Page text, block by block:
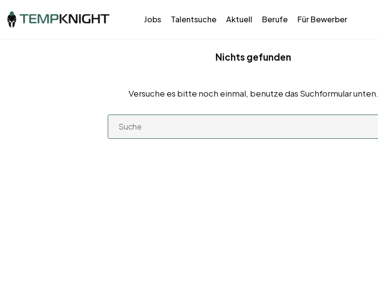
Jobs Talentsuche Aktuell Berufe Für Bewerber
Nichts gefunden
Versuche es bitte noch einmal, benutze das Suchformular unten.